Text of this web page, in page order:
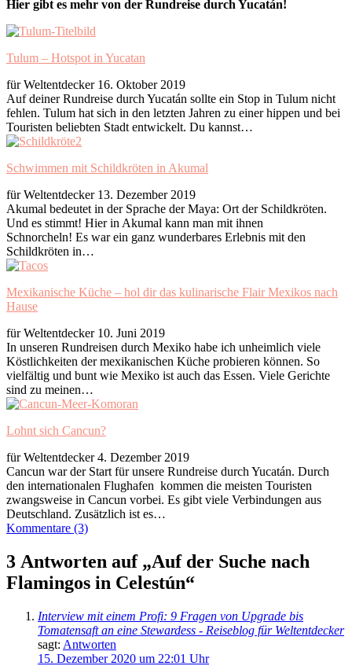
Hier gibt es mehr von der Rundreise durch Yucatán!
Tulum – Hotspot in Yucatan
für Weltentdecker 16. Oktober 2019
Auf deiner Rundreise durch Yucatán sollte ein Stop in Tulum nicht
fehlen. Tulum hat sich in den letzten Jahren zu einer hippen und bei
Touristen beliebten Stadt entwickelt. Du kannst…
Schwimmen mit Schildkröten in Akumal
für Weltentdecker 13. Dezember 2019
Akumal bedeutet in der Sprache der Maya: Ort der Schildkröten.
Und es stimmt! Hier in Akumal kann man mit ihnen
Schnorcheln! Es war ein ganz wunderbares Erlebnis mit den
Schildkröten in…
Mexikanische Küche – hol dir das kulinarische Flair Mexikos nach
Hause
für Weltentdecker 10. Juni 2019
In unseren Rundreisen durch Mexiko habe ich unheimlich viele
Köstlichkeiten der mexikanischen Küche probieren können. So
vielfältig und bunt wie Mexiko ist auch das Essen. Viele Gerichte
sind zu meinen…
Lohnt sich Cancun?
für Weltentdecker4. Dezember 2019
Cancun war der Start für unsere Rundreise durch Yucatán. Durch
den internationalen Flughafen kommen die meisten Touristen
zwangsweise in Cancun vorbei. Es gibt viele Verbindungen aus
Deutschland. Zusätzlich ist es…
Kommentare (3)
3 Antworten auf „Auf der Suche nach
Flamingos in Celestún“
Interview mit einem Profi: 9 Fragen von Upgrade bis
Tomatensaft an eine Stewardess - Reiseblog für Weltentdecker
sagt: Antworten
15. Dezember 2020 um 22:01 Uhr